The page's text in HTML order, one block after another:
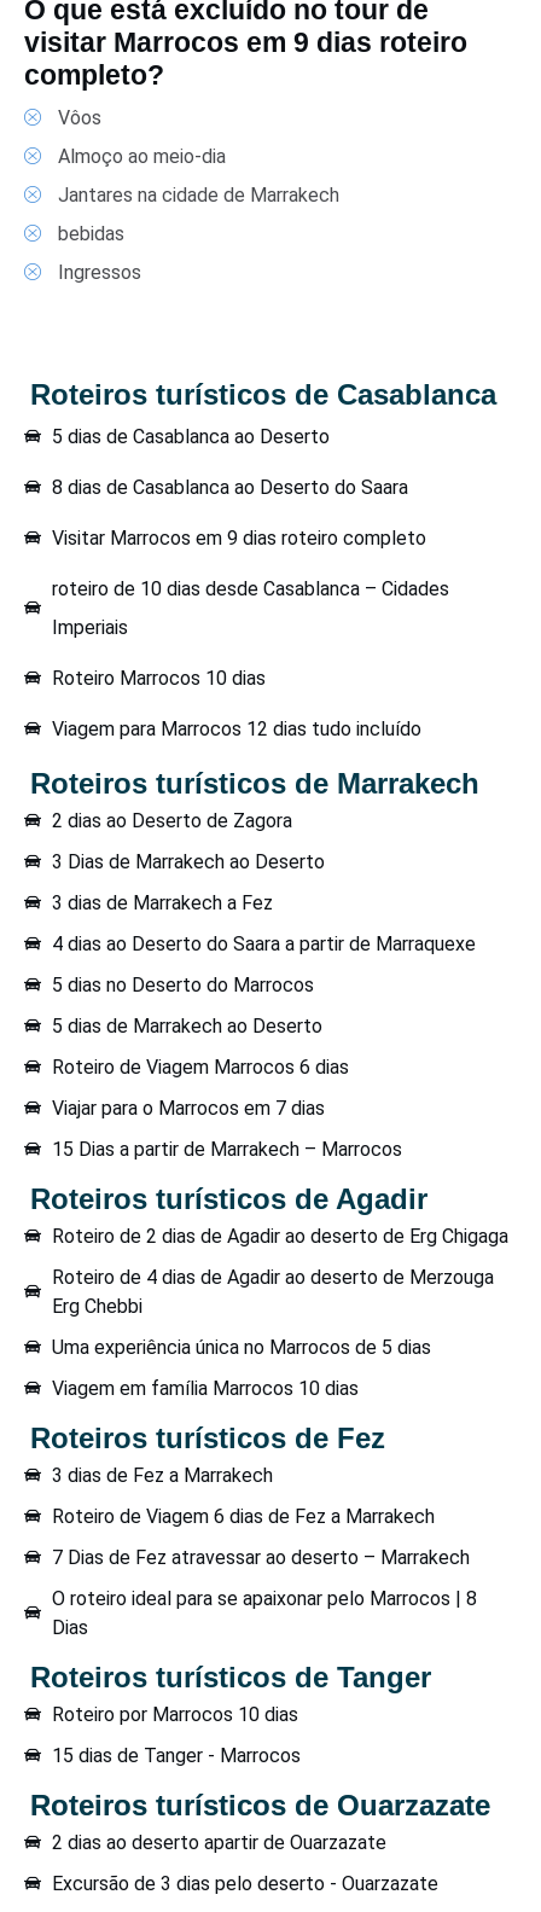
O que está excluído no tour de
visitar Marrocos em 9 dias roteiro
completo?
Vôos
Almoço ao meio-dia
Jantares na cidade de Marrakech
bebidas
Ingressos
Roteiros turísticos de Casablanca
5 dias de Casablanca ao Deserto
8 dias de Casablanca ao Deserto do Saara
Visitar Marrocos em 9 dias roteiro completo
roteiro de 10 dias desde Casablanca – Cidades
Imperiais
Roteiro Marrocos 10 dias
Viagem para Marrocos 12 dias tudo incluído
Roteiros turísticos de Marrakech
2 dias ao Deserto de Zagora
3 Dias de Marrakech ao Deserto
3 dias de Marrakech a Fez
4 dias ao Deserto do Saara a partir de Marraquexe
5 dias no Deserto do Marrocos
5 dias de Marrakech ao Deserto
Roteiro de Viagem Marrocos 6 dias
Viajar para o Marrocos em 7 dias
15 Dias a partir de Marrakech – Marrocos
Roteiros turísticos de Agadir
Roteiro de 2 dias de Agadir ao deserto de Erg Chigaga
Roteiro de 4 dias de Agadir ao deserto de Merzouga
Erg Chebbi
Uma experiência única no Marrocos de 5 dias
Viagem em família Marrocos 10 dias
Roteiros turísticos de Fez
3 dias de Fez a Marrakech
Roteiro de Viagem 6 dias de Fez a Marrakech
7 Dias de Fez atravessar ao deserto – Marrakech
O roteiro ideal para se apaixonar pelo Marrocos | 8
Dias
Roteiros turísticos de Tanger
Roteiro por Marrocos 10 dias
15 dias de Tanger - Marrocos
Roteiros turísticos de Ouarzazate
2 dias ao deserto apartir de Ouarzazate
Excursão de 3 dias pelo deserto - Ouarzazate